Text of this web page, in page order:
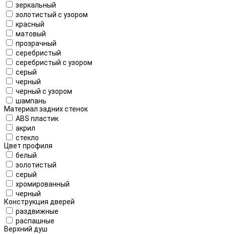
зеркальный
золотистый с узором
красный
матовый
прозрачный
серебристый
серебристый с узором
серый
черный
черный с узором
шампань
Материал задних стенок
ABS пластик
акрил
стекло
Цвет профиля
белый
золотистый
серый
хромированный
черный
Конструкция дверей
раздвижные
распашные
Верхний душ